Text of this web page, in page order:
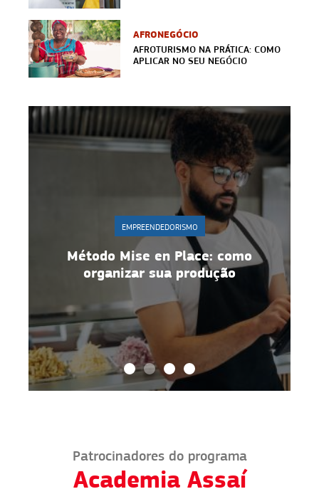
AFRONEGÓCIO
AFROTURISMO NA PRÁTICA: COMO
APLICAR NO SEU NEGÓCIO
EMPREENDEDORISMO
Método Mise en Place: como
organizar sua produção
Patrocinadores do programa
Academia Assaí